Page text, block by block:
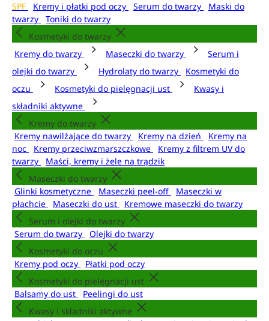
SPF
Kremy i płatki pod oczy Serum do twarzy
Maski do
twarzy
Toniki do twarzy
Kosmetyki do twarzy
Kremy do twarzy
Maseczki do twarzy
Serum i
olejki do twarzy
Hydrolaty do twarzy
Kosmetyki do
oczu
Kosmetyki do pielęgnacji ust
Kwasy i
składniki aktywne
Kremy do twarzy
Kremy nawilżające do twarzy
Kremy na dzień
Kremy na
noc
Kremy przeciwzmarszczkowe
Kremy z filtrem UV do
twarzy
Maści, kremy i żele na trądzik
Maseczki do twarzy
Glinki kosmetyczne
Maseczki peel-off
Maseczki w
płachcie
Maseczki do ust
Kremowe maseczki do twarzy
Serum i olejki do twarzy
Serum do twarzy
Olejki do twarzy
Kosmetyki do oczu
Kremy pod oczy
Płatki pod oczy
Kosmetyki do pielęgnacji ust
Balsamy do ust
Peelingi do ust
Kwasy i składniki aktywne